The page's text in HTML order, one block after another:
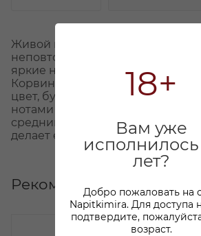
18+
Вам уже
исполнилось
лет?
Добро пожаловать на
Napitkimira. Для доступа
подтвердите,
возраст.
Живой и яркий рубиновый цвет
неповторимым. В его аромате
яркие ноты спелой вишни, а
Корвина и Корвиноне
цвет, букет и вкус с
нотами вишни Мараскино. Вино
средним телом и приятной
делает его настоящим
Рекомендуем